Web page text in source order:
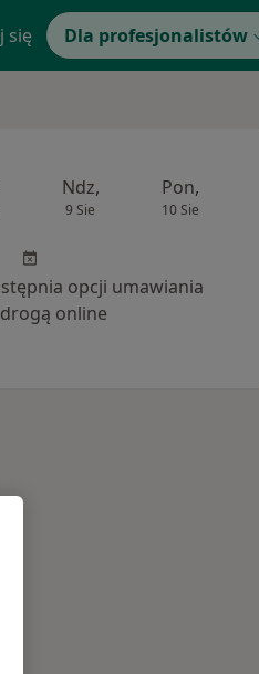
się Dla profesjonalistów
Ndz,
9 Sie
Pon,
10 Sie
opcji umawiania
online